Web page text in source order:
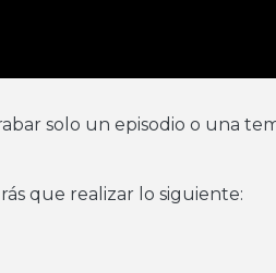
solo un episodio o una
que realizar lo siguiente: